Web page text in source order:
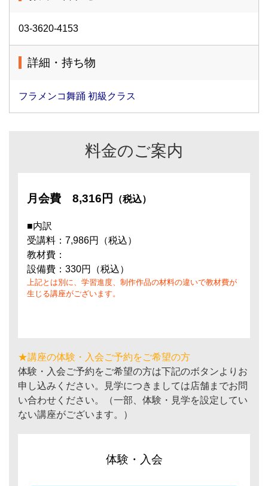
03-3620-4153
詳細・持ち物
フラメンコ舞踊 初級クラス
料金のご案内
月会費 8,316円 （税込）
■内訳
受講料：7,986円（税込）
教材費：
設備費：330円（税込）
上記とは別に、学習進度、制作作品の材料の違いで教材費が
生じる講座がございます。
★講座の体験・入会ご予約をご希望の方
体験・入会ご予約をご希望の方は下記のボタンよりお
申し込みください。見学につきましては店舗までお問
い合わせください。（一部、体験・見学を設定してい
ない講座がございます。）
体験・入会